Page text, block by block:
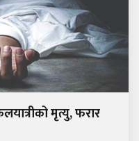
मृत्यु, फरार